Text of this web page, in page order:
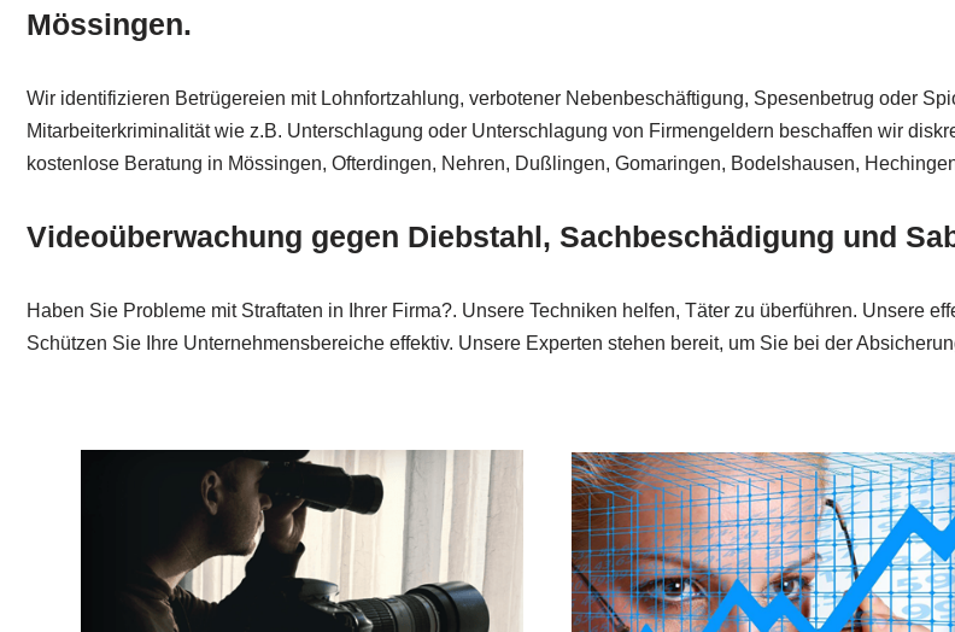
Mössingen.
Wir identifizieren Betrügereien mit Lohnfortzahlung, verbotener Nebenbeschäftigung, Spesenbetrug oder
Mitarbeiterkriminalität wie z.B. Unterschlagung oder Unterschlagung von Firmengeldern beschaffen wir
kostenlose Beratung in Mössingen, Ofterdingen, Nehren, Dußlingen, Gomaringen, Bodelshausen,
Videoüberwachung gegen Diebstahl, Sachbeschädigung und
Haben Sie Probleme mit Straftaten in Ihrer Firma?. Unsere Techniken helfen, Täter zu überführen. Unsere
Schützen Sie Ihre Unternehmensbereiche effektiv. Unsere Experten stehen bereit, um Sie bei der